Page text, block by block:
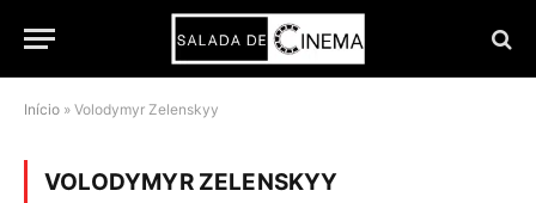
Início » Volodymyr Zelenskyy
VOLODYMYR ZELENSKYY